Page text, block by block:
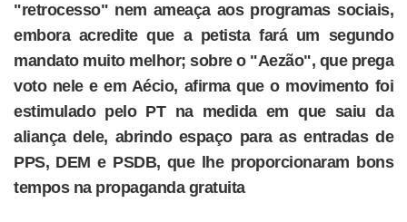
"retrocesso" nem ameaça aos programas sociais,
embora acredite que a petista fará um segundo
mandato muito melhor; sobre o "Aezão", que prega
voto nele e em Aécio, afirma que o movimento foi
estimulado pelo PT na medida em que saiu da
aliança dele, abrindo espaço para as entradas de
PPS, DEM e PSDB, que lhe proporcionaram bons
tempos na propaganda gratuita